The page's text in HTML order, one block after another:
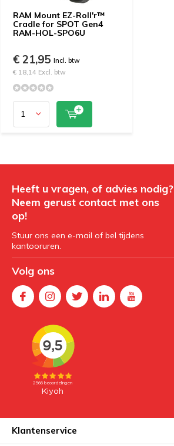
RAM Mount EZ-Roll'r™
Cradle for SPOT Gen4
RAM-HOL-SPO6U
€ 21,95 Incl. btw
€ 18,14 Excl. btw
Heeft u vragen, of advies nodig?
Neem gerust contact met ons
op!
Stuur ons een e-mail of bel tijdens
kantooruren.
Volg ons
Klantenservice